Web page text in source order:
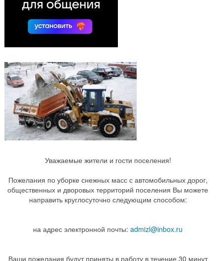
Уважаемые жители и гости поселения!
Пожелания по уборке снежных масс с автомобильных дорог,
общественных и дворовых территорий поселения Вы можете
направить круглосуточно следующим способом:
на адрес электронной почты: admizl@inbox.ru
Ваши пожелания будут приняты в работу в течение 30 минут